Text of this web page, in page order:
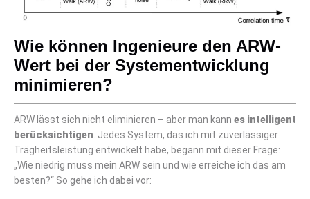
Wie können Ingenieure den ARW-
Wert bei der Systementwicklung
minimieren?
ARW lässt sich nicht eliminieren – aber man kann es intelligent
berücksichtigen . Jedes System, das ich mit zuverlässiger
Trägheitsleistung entwickelt habe, begann mit dieser Frage:
„Wie niedrig muss mein ARW sein und wie erreiche ich das am
besten?“ So gehe ich dabei vor: